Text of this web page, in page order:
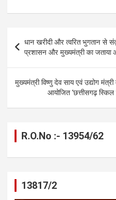
ce
o
o
k
se
n
g
er
at
s
A
p
p
gr
navigation
धान खरीदी और त्वरित भुगतान से
प्रशासन और मुख्यमंत्री का जताया
मुख्यमंत्री विष्णु देव साय एवं उद्योग
आयोजित ‘छत्तीसगढ़
R.O.No :- 13954/62
13817/2